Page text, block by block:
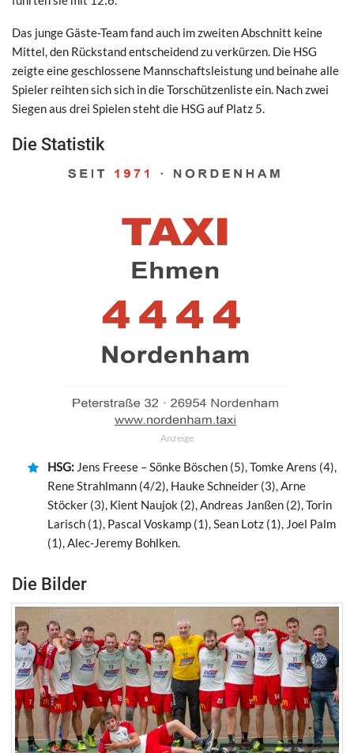
Das junge Gäste-Team fand auch im zweiten Abschnitt keine
Mittel, den Rückstand entscheidend zu verkürzen. Die HSG
zeigte eine geschlossene Mannschaftsleistung und beinahe alle
Spieler reihten sich sich in die Torschützenliste ein. Nach zwei
Siegen aus drei Spielen steht die HSG auf Platz 5.
Die Statistik
Anzeige
HSG: Jens Freese – Sönke Böschen (5), Tomke Arens (4),
Rene Strahlmann (4/2), Hauke Schneider (3), Arne
Stöcker (3), Kient Naujok (2), Andreas Janßen (2), Torin
Larisch (1), Pascal Voskamp (1), Sean Lotz (1), Joel Palm
(1), Alec-Jeremy Bohlken.
Die Bilder